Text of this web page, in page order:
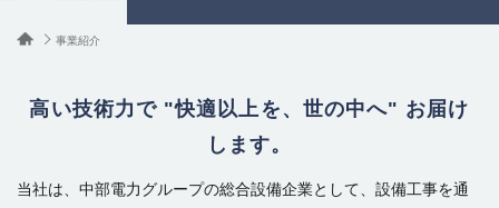
事業紹介
高い技術力で "快適以上を、世の中へ" お届け
します。
当社は、中部電力グループの総合設備企業として、設備工事を通